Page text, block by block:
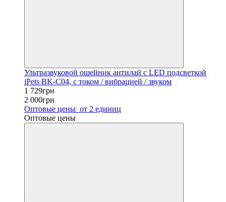
Ультразвуковой ошейник антилай с LED подсветкой
iPets BK-C04, с током / вибрацией / звуком
1 729грн
2 000грн
Оптовые цены от 2 единиц
Оптовые цены